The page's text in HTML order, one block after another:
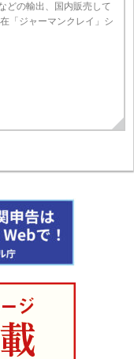
どの輸出、国内販売して
「ジャーマンクレイ」シ